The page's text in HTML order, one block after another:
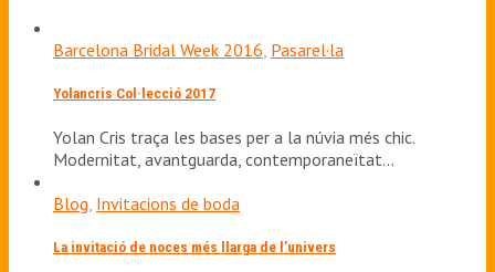
Barcelona Bridal Week 2016 Pasarel·la
Yolancris Col·lecció 2017
Yolan Cris traça les bases per a la núvia més chic.
Modernitat, avantguarda, contemporaneïtat…
Blog Invitacions de boda
La invitació de noces més llarga de l’univers